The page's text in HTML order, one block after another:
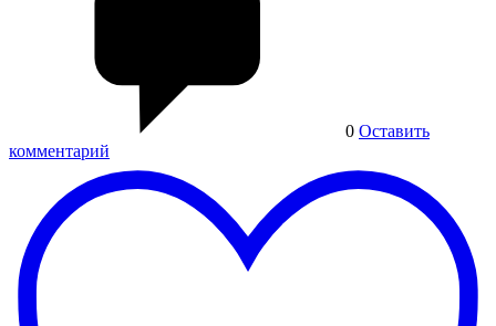
0 Оставить
комментарий